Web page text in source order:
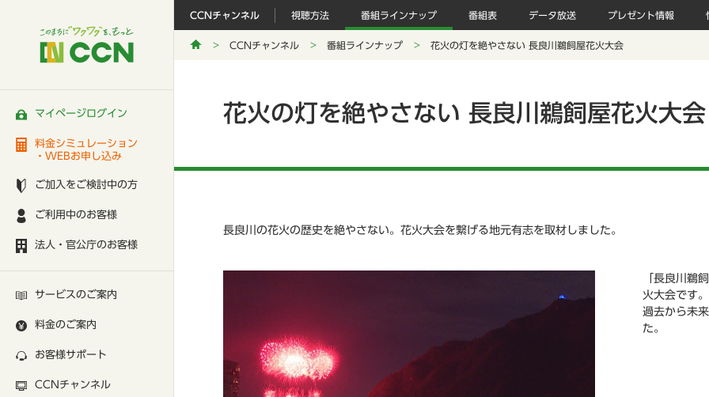
マイページログイン
料金シミュレーション
・WEBお申し込み
ご加入をご検討中の方
ご利用中のお客様
法人・官公庁のお客様
サービスのご案内
料金のご案内
お客様サポート
CCNチャンネル
CCNチャンネル 視聴方法 番組ラインナップ 番組表 データ放送 プレゼント情報
CCNチャンネル 番組ラインナップ 花火の灯を絶やさない 長良川鵜飼屋花火大会
花火の灯を絶やさない 長良川鵜飼屋花火大会
長良川の花火の歴史を絶やさない。花火大会を繋げる地元有志を取材しました。
「長良川鵜
火大会です。
過去から未
た。